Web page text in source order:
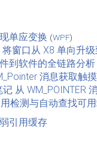
单应变换 (WPF)
将窗口从 X8 单向升
到软件的全链路分析
消息获取触
从 WM_POINTER
检测与自动查找可
引用缓存